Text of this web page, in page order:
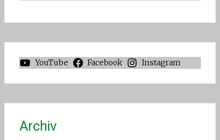
YouTube Facebook Instagram
Archiv